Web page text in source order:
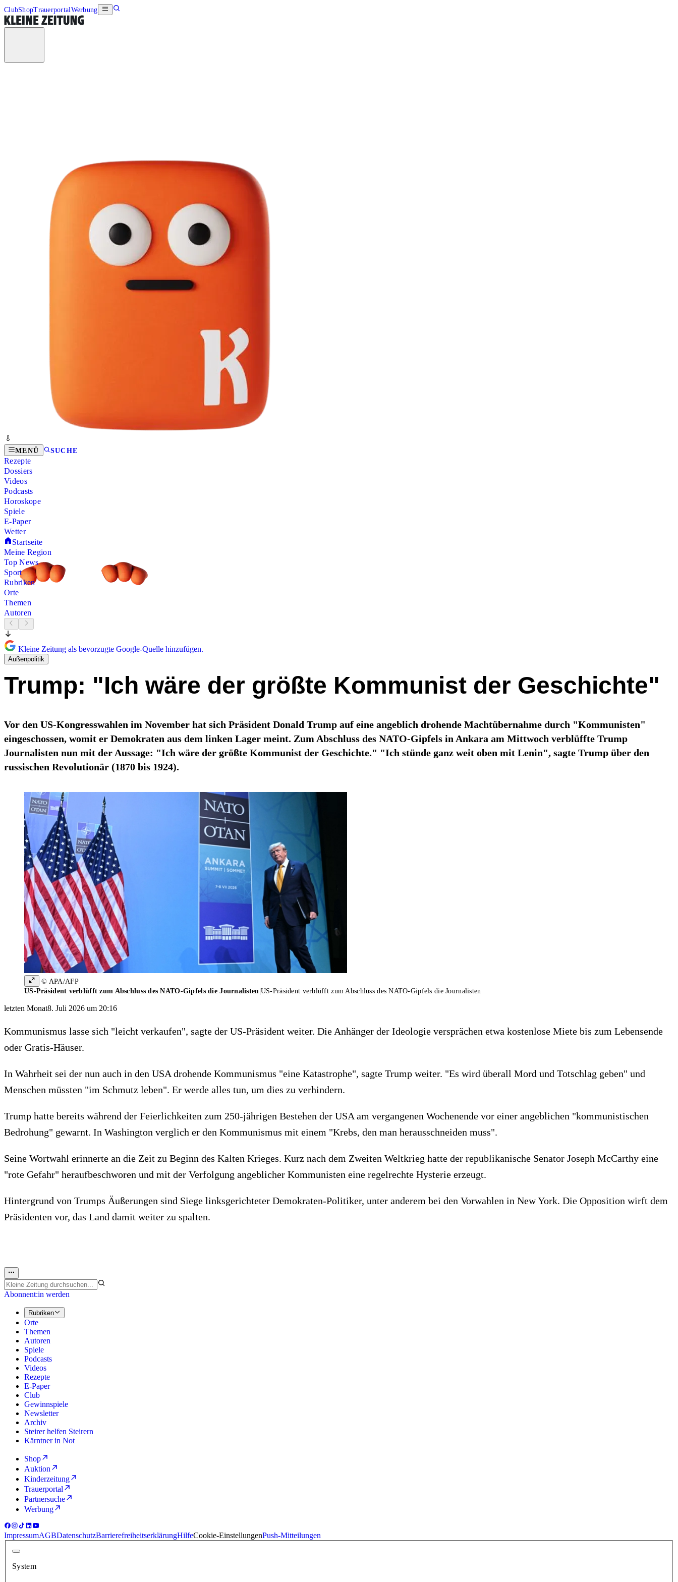
ClubShopTrauerportalWerbung
MENÜ SUCHE
Rezepte
Dossiers
Videos
Podcasts
Horoskope
Spiele
E-Paper
Wetter
Startseite
Meine Region
Top News
Sport
Rubriken
Orte
Themen
Autoren
Kleine Zeitung als bevorzugte Google-Quelle hinzufügen.
Außenpolitik
Trump: "Ich wäre der größte Kommunist der Geschichte"
Vor den US-Kongresswahlen im November hat sich Präsident Donald Trump auf eine angeblich drohende Machtübernahme durch "Kommunisten"
eingeschossen, womit er Demokraten aus dem linken Lager meint. Zum Abschluss des NATO-Gipfels in Ankara am Mittwoch verblüffte Trump
Journalisten nun mit der Aussage: "Ich wäre der größte Kommunist der Geschichte." "Ich stünde ganz weit oben mit Lenin", sagte Trump über den
russischen Revolutionär (1870 bis 1924).
© APA/AFP
US-Präsident verblüfft zum Abschluss des NATO-Gipfels die Journalisten US-Präsident verblüfft zum Abschluss des NATO-Gipfels die Journalisten
letzten Monat8. Juli 2026 um 20:16
Kommunismus lasse sich "leicht verkaufen", sagte der US-Präsident weiter. Die Anhänger der Ideologie versprächen etwa kostenlose Miete bis zum Lebensende
oder Gratis-Häuser.
In Wahrheit sei der nun auch in den USA drohende Kommunismus "eine Katastrophe", sagte Trump weiter. "Es wird überall Mord und Totschlag geben" und
Menschen müssten "im Schmutz leben". Er werde alles tun, um dies zu verhindern.
Trump hatte bereits während der Feierlichkeiten zum 250-jährigen Bestehen der USA am vergangenen Wochenende vor einer angeblichen "kommunistischen
Bedrohung" gewarnt. In Washington verglich er den Kommunismus mit einem "Krebs, den man herausschneiden muss".
Seine Wortwahl erinnerte an die Zeit zu Beginn des Kalten Krieges. Kurz nach dem Zweiten Weltkrieg hatte der republikanische Senator Joseph McCarthy eine
"rote Gefahr" heraufbeschworen und mit der Verfolgung angeblicher Kommunisten eine regelrechte Hysterie erzeugt.
Hintergrund von Trumps Äußerungen sind Siege linksgerichteter Demokraten-Politiker, unter anderem bei den Vorwahlen in New York. Die Opposition wirft dem
Präsidenten vor, das Land damit weiter zu spalten.
Abonnent:in werden
Rubriken
Orte
Themen
Autoren
Spiele
Podcasts
Videos
Rezepte
E-Paper
Club
Gewinnspiele
Newsletter
Archiv
Steirer helfen Steirern
Kärntner in Not
Shop
Auktion
Kinderzeitung
Trauerportal
Partnersuche
Werbung
ImpressumAGBDatenschutzBarrierefreiheitserklärungHilfeCookie-EinstellungenPush-Mitteilungen
System